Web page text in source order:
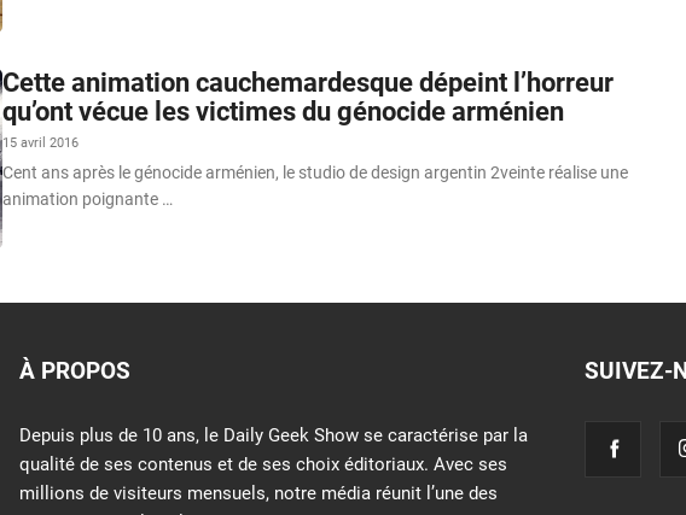
Cette animation cauchemardesque dépeint l’horreur
qu’ont vécue les victimes du génocide arménien
15 avril 2016
Cent ans après le génocide arménien, le studio de design argentin 2veinte réalise une
animation poignante …
À PROPOS
Depuis plus de 10 ans, le Daily Geek Show se caractérise par la
qualité de ses contenus et de ses choix éditoriaux. Avec ses
millions de visiteurs mensuels, notre média réunit l’une des
SUIVEZ-